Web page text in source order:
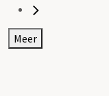
Meer